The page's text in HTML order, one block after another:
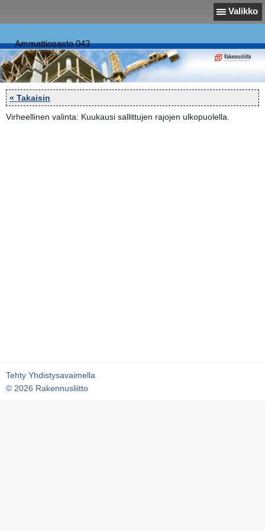
Valikko
Ammattiosasto 043
« Takaisin
Virheellinen valinta: Kuukausi sallittujen rajojen ulkopuolella.
Tehty Yhdistysavaimella
© 2026 Rakennusliitto